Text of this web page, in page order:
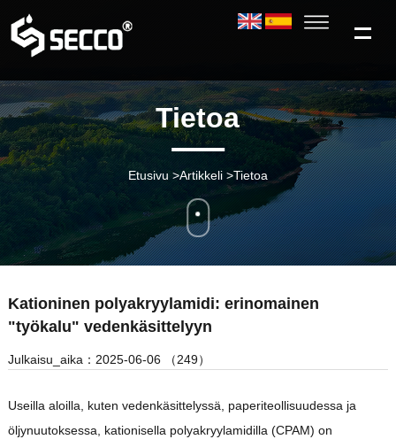
Tietoa
Etusivu >Artikkeli>Tietoa
Kationinen polyakryylamidi: erinomainen
"työkalu" vedenkäsittelyyn
Julkaisu_aika：2025-06-06 （249）
Useilla aloilla, kuten vedenkäsittelyssä, paperiteollisuudessa ja
öljynuutoksessa, kationisella polyakryylamidilla (CPAM) on